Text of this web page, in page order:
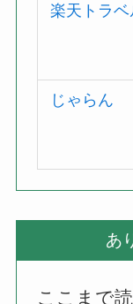
楽天トラベ
じゃらん
あ
ここまで